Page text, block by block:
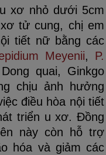
xơ nhỏ dưới 5cm
tử cung, chị em
tiết nữ bằng các
Meyenii, P.
quai, Ginkgo
chịu ảnh hưởng
điều hòa nội tiết
triển u xơ. Đồng
này còn hỗ trợ
hóa và giảm các